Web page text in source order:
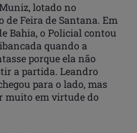
lotado no
de Feira de Santana. Em
Bahia, o Policial contou
quando a
porque ela não
a partida. Leandro
para o lado, mas
muito em virtude do